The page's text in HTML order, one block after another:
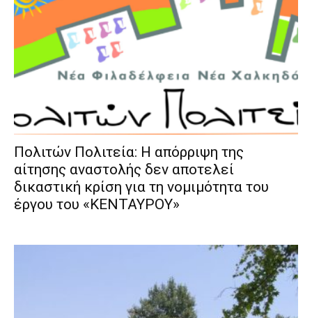
Πολιτών Πολιτεία: Η απόρριψη της
αίτησης αναστολής δεν αποτελεί
δικαστική κρίση για τη νομιμότητα του
έργου του «ΚΕΝΤΑΥΡΟΥ»